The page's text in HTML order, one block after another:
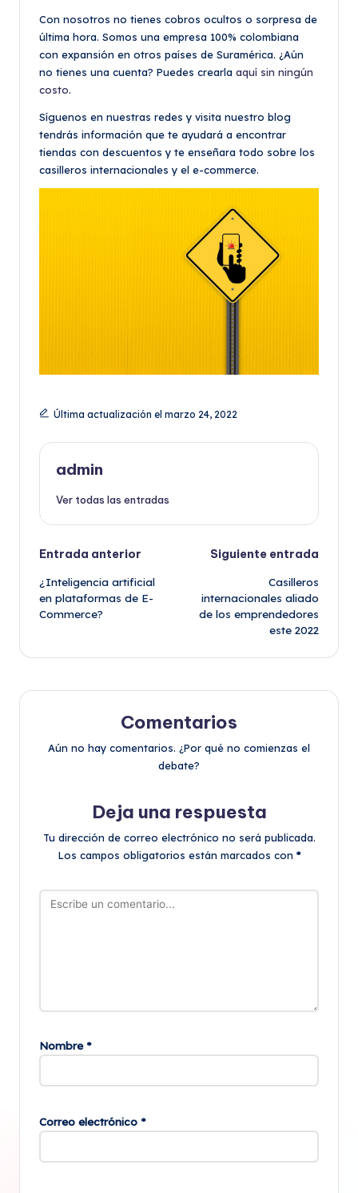
Con nosotros no tienes cobros ocultos o sorpresa de
última hora. Somos una empresa 100% colombiana
con expansión en otros países de Suramérica. ¿Aún
no tienes una cuenta? Puedes crearla aquí sin ningún
costo.
Síguenos en nuestras redes y visita nuestro blog
tendrás información que te ayudará a encontrar
tiendas con descuentos y te enseñara todo sobre los
casilleros internacionales y el e-commerce.
Última actualización el marzo 24, 2022
admin
Ver todas las entradas
Navegación
de
entradas
Entrada anterior
¿Inteligencia artificial
en plataformas de E-
Commerce?
Siguiente entrada
Casilleros
internacionales aliado
de los emprendedores
este 2022
Comentarios
Aún no hay comentarios. ¿Por qué no comienzas el
debate?
Deja una respuesta
Tu dirección de correo electrónico no será publicada.
Los campos obligatorios están marcados con *
Nombre *
Correo electrónico *